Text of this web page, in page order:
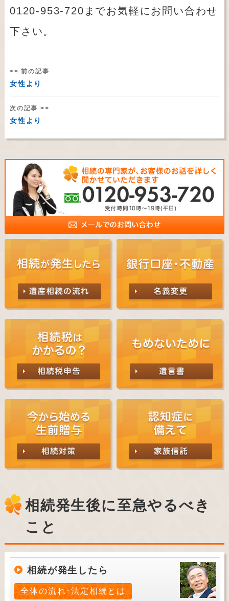
0120-953-720までお気軽にお問い合わせ
下さい。
<< 前の記事
女性より
次の記事 >>
女性より
相続発生後に至急やるべき
こと
相続が発生したら
全体の流れ･法定相続とは